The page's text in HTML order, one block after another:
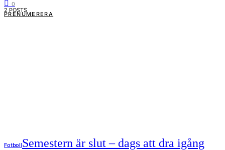
0
PRENUMERERA
2 POSTS
FotbollSemestern är slut – dags att dra igång